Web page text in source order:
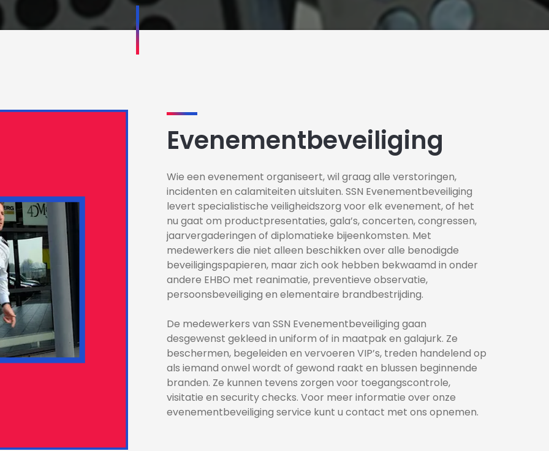
Evenementbeveiliging
Wie een evenement organiseert, wil graag alle verstoringen,
incidenten en calamiteiten uitsluiten. SSN Evenementbeveiliging
levert specialistische veiligheidszorg voor elk evenement, of het
nu gaat om productpresentaties, gala’s, concerten, congressen,
jaarvergaderingen of diplomatieke bijeenkomsten. Met
medewerkers die niet alleen beschikken over alle benodigde
beveiligingspapieren, maar zich ook hebben bekwaamd in onder
andere EHBO met reanimatie, preventieve observatie,
persoonsbeveiliging en elementaire brandbestrijding.
De medewerkers van SSN Evenementbeveiliging gaan
desgewenst gekleed in uniform of in maatpak en galajurk. Ze
beschermen, begeleiden en vervoeren VIP’s, treden handelend op
als iemand onwel wordt of gewond raakt en blussen beginnende
branden. Ze kunnen tevens zorgen voor toegangscontrole,
visitatie en security checks. Voor meer informatie over onze
evenementbeveiliging service kunt u contact met ons opnemen.